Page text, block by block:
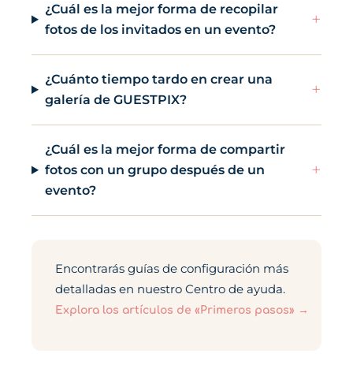
¿Cuál es la mejor forma de recopilar
fotos de los invitados en un evento?
+
¿Cuánto tiempo tardo en crear una
galería de GUESTPIX?
+
¿Cuál es la mejor forma de compartir
fotos con un grupo después de un
evento?
+
Encontrarás guías de configuración más
detalladas en nuestro Centro de ayuda.
Explora los artículos de «Primeros pasos» →